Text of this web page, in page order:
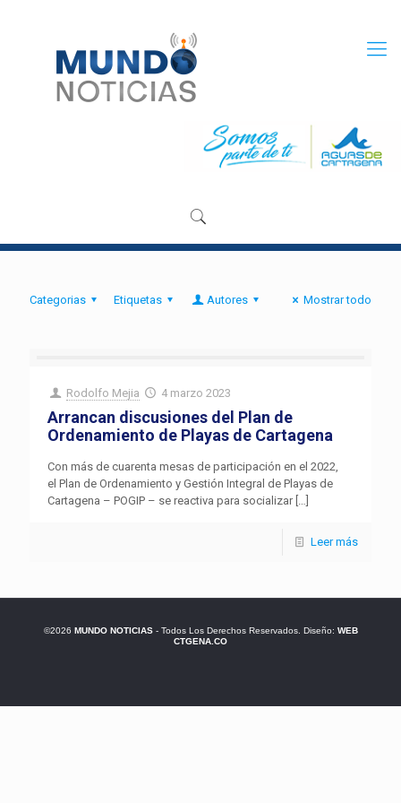
Categorias Etiquetas Autores Mostrar todo
Rodolfo Mejia 4 marzo 2023
Arrancan discusiones del Plan de
Ordenamiento de Playas de Cartagena
Con más de cuarenta mesas de participación en el 2022,
el Plan de Ordenamiento y Gestión Integral de Playas de
Cartagena – POGIP – se reactiva para socializar[…]
Leer más
©2026 MUNDO NOTICIAS- Todos Los Derechos Reservados. Diseño: WEB
CTGENA.CO